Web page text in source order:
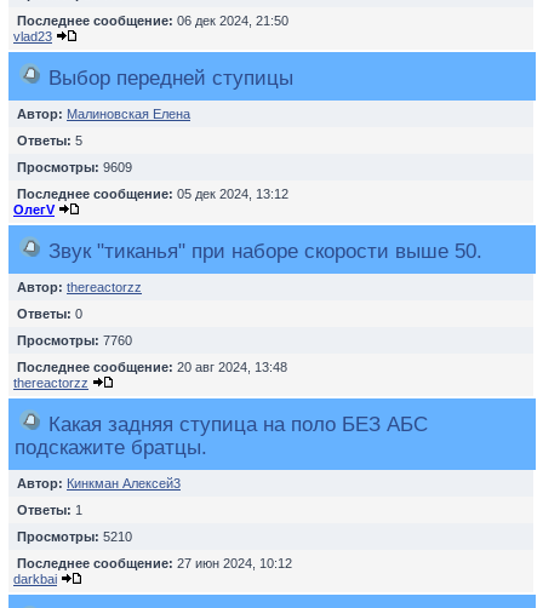
Последнее сообщение: 06 дек 2024, 21:50
vlad23
Выбор передней ступицы
Автор: Малиновская Елена
Ответы: 5
Просмотры: 9609
Последнее сообщение: 05 дек 2024, 13:12
ОлегV
Звук "тиканья" при наборе скорости выше 50.
Автор: thereactorzz
Ответы: 0
Просмотры: 7760
Последнее сообщение: 20 авг 2024, 13:48
thereactorzz
Какая задняя ступица на поло БЕЗ АБС
подскажите братцы.
Автор: Кинкман Алексей3
Ответы: 1
Просмотры: 5210
Последнее сообщение: 27 июн 2024, 10:12
darkbai